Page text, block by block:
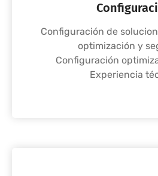
Configuración de
optimización y
Configuración
Experiencia